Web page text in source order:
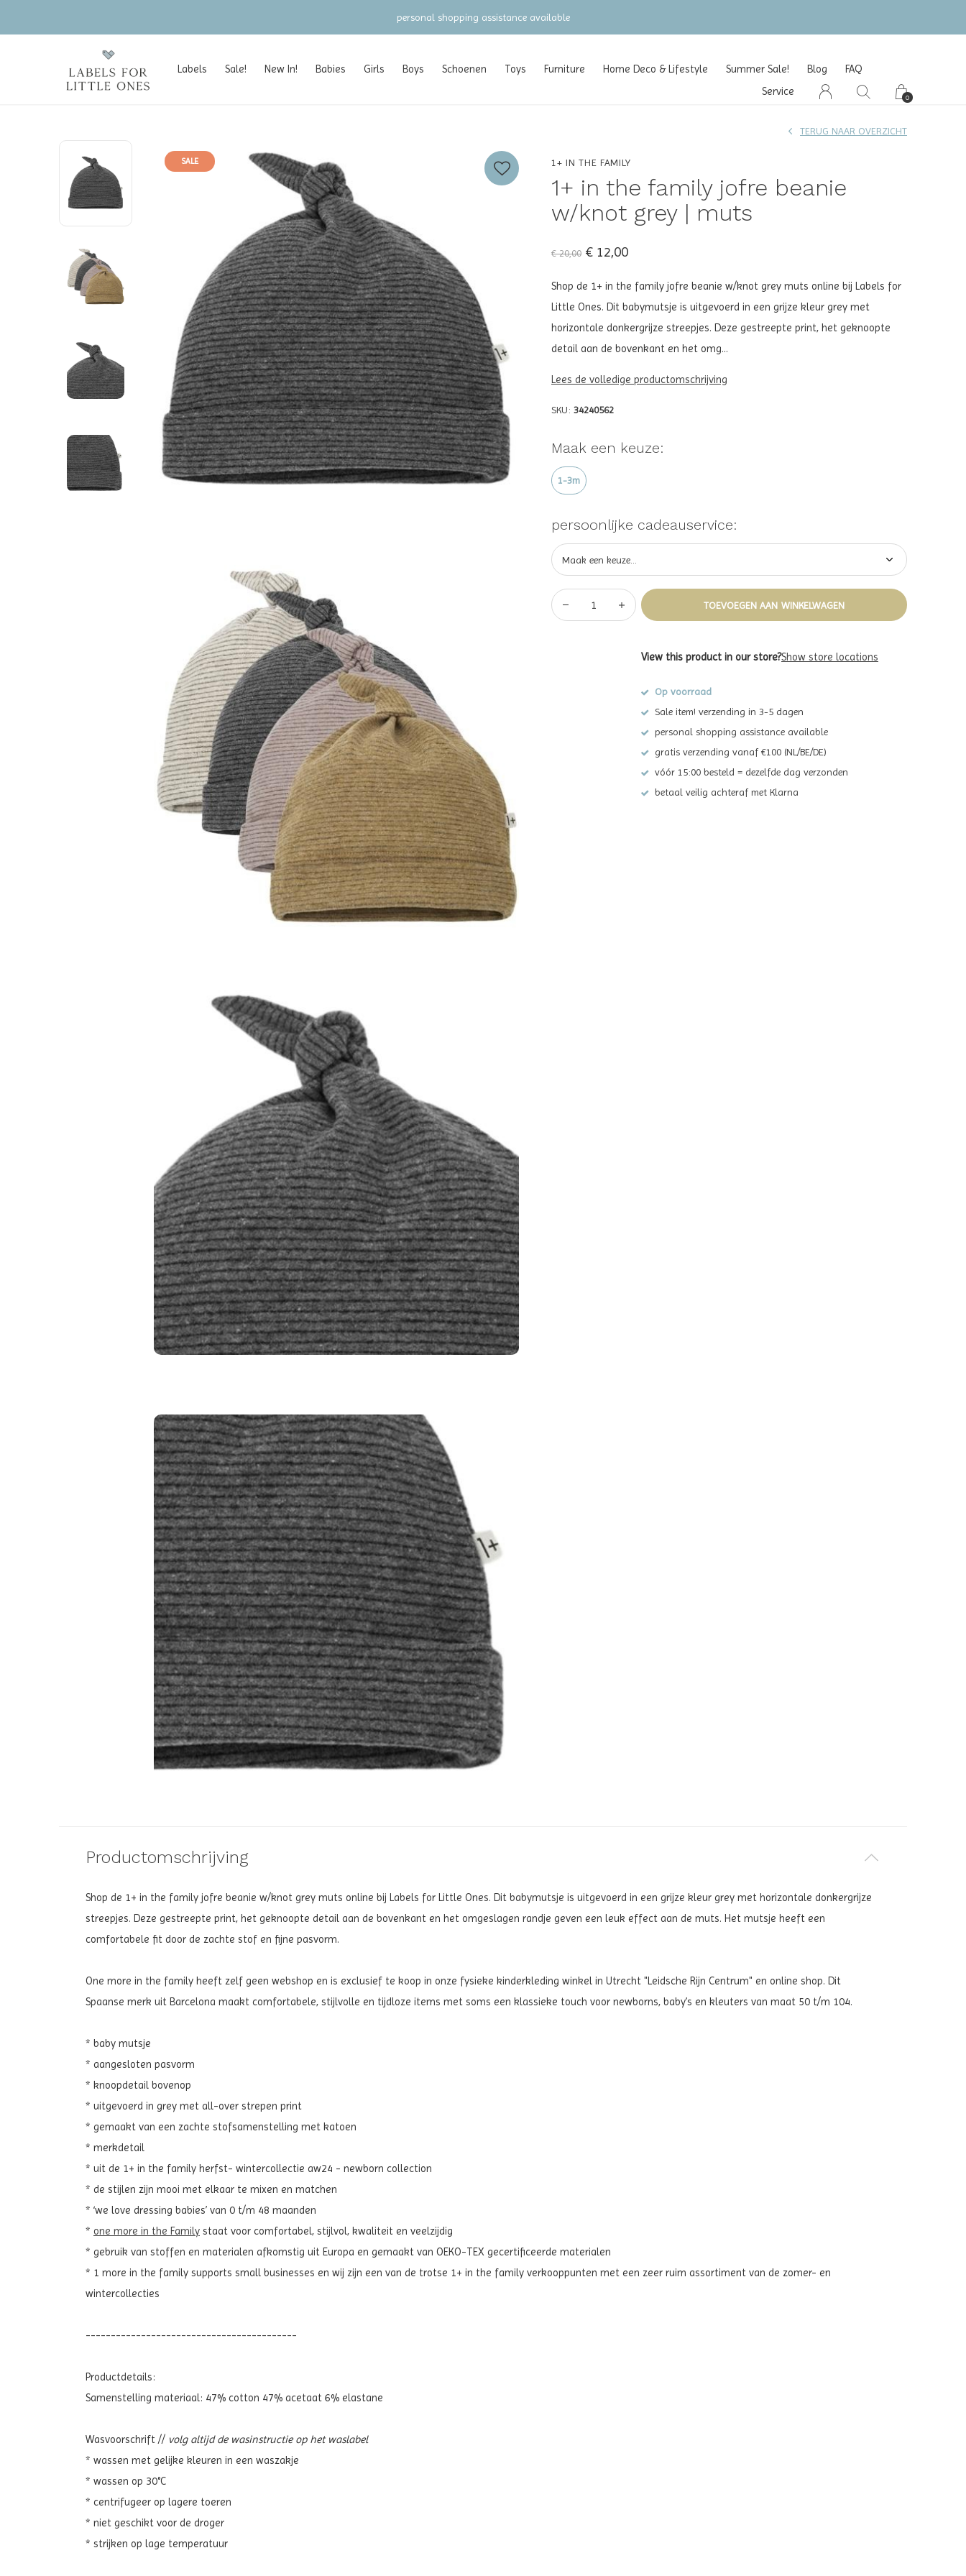
Labels Sale! New In! Babies Girls Boys Schoenen Toys Furniture Home Deco & Lifestyle Summer Sale! Blog
FAQ
Service
0
gratis verzending vanaf €100 (NL/BE/DE)
SALE 1+ IN THE FAMILY
1+ in the family jofre beanie
w/knot grey | muts
TERUG NAAR OVERZICHT
€ 20,00 € 12,00
Shop de 1+ in the family jofre beanie w/knot grey muts online bij Labels for
Little Ones. Dit babymutsje is uitgevoerd in een grijze kleur grey met
horizontale donkergrijze streepjes. Deze gestreepte print, het geknoopte
detail aan de bovenkant en het omg...
Lees de volledige productomschrijving
SKU: 34240562
Maak een keuze:
1-3m
persoonlijke cadeauservice:
TOEVOEGEN AAN WINKELWAGEN
View this product in our store?Show store locations
Op voorraad
Sale item! verzending in 3-5 dagen
personal shopping assistance available
gratis verzending vanaf €100 (NL/BE/DE)
vóór 15:00 besteld = dezelfde dag verzonden
betaal veilig achteraf met Klarna
Productomschrijving
Shop de 1+ in the family jofre beanie w/knot grey muts online bij Labels for Little Ones. Dit babymutsje is uitgevoerd in een grijze kleur grey met horizontale donkergrijze
streepjes. Deze gestreepte print, het geknoopte detail aan de bovenkant en het omgeslagen randje geven een leuk effect aan de muts. Het mutsje heeft een
comfortabele fit door de zachte stof en fijne pasvorm.
One more in the family heeft zelf geen webshop en is exclusief te koop in onze fysieke kinderkleding winkel in Utrecht "Leidsche Rijn Centrum" en online shop. Dit
Spaanse merk uit Barcelona maakt comfortabele, stijlvolle en tijdloze items met soms een klassieke touch voor newborns, baby’s en kleuters van maat 50 t/m 104.
* baby mutsje
* aangesloten pasvorm
* knoopdetail bovenop
* uitgevoerd in grey met all-over strepen print
* gemaakt van een zachte stofsamenstelling met katoen
* merkdetail
* uit de 1+ in the family herfst- wintercollectie aw24 - newborn collection
* de stijlen zijn mooi met elkaar te mixen en matchen
* ‘we love dressing babies’ van 0 t/m 48 maanden
* one more in the Family staat voor comfortabel, stijlvol, kwaliteit en veelzijdig
* gebruik van stoffen en materialen afkomstig uit Europa en gemaakt van OEKO-TEX gecertificeerde materialen
* 1 more in the family supports small businesses en wij zijn een van de trotse 1+ in the family verkooppunten met een zeer ruim assortiment van de zomer- en
wintercollecties
------------------------------------------
Productdetails:
Samenstelling materiaal: 47% cotton 47% acetaat 6% elastane
Wasvoorschrift // volg altijd de wasinstructie op het waslabel
* wassen met gelijke kleuren in een waszakje
* wassen op 30°C
* centrifugeer op lagere toeren
* niet geschikt voor de droger
* strijken op lage temperatuur